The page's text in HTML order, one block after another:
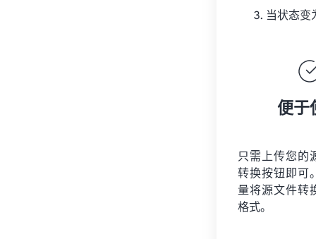
当状态变
便于
只需上传您的
转换按钮即可
量将源文件转
格式。